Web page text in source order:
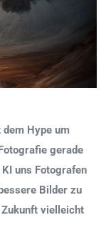
Hype um
gerade
uns Fotografen
Bilder zu
vielleicht